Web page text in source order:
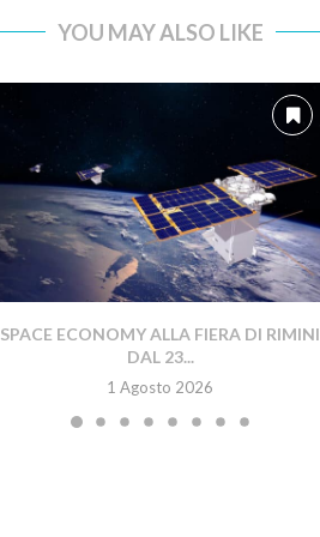
YOU MAY ALSO LIKE
SPACE ECONOMY ALLA FIERA DI RIMINI
DAL 23...
1 Agosto 2026